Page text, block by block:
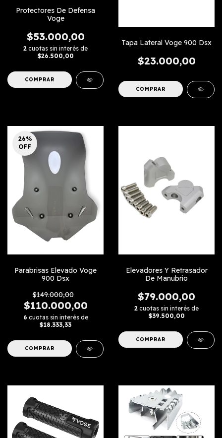
Protectores De Defensa
Voge
$53.000,00
2 cuotas sin interés de
$26.500,00
Tapa Lateral Voge 900 Dsx
$23.000,00
26%
OFF
Parabrisas Elevado Voge
900 Dsx
$149.000,00
$110.000,00
6 cuotas sin interés de
$18.333,33
Elevadores Y Retrasador
De Manubrio
$79.000,00
2 cuotas sin interés de
$39.500,00
COMPRAR